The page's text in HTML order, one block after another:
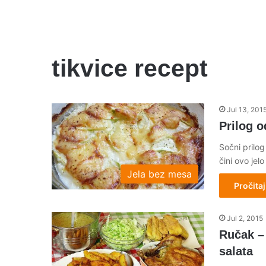
tikvice recept
Jela bez mesa
Jul 13,
Prilog
Sočni
čini ovo
Jul 2, 2015
Ručak
salata